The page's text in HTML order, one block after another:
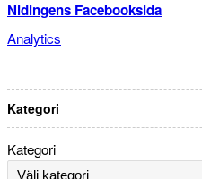
Nidingens Facebooksida
Analytics
Kategori
Kategori